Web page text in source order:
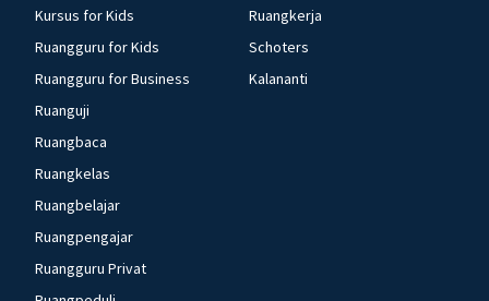
Kursus for Kids
Ruangguru for Kids
Ruangguru for Business
Ruanguji
Ruangbaca
Ruangkelas
Ruangbelajar
Ruangpengajar
Ruangguru Privat
Ruangkerja
Schoters
Kalananti